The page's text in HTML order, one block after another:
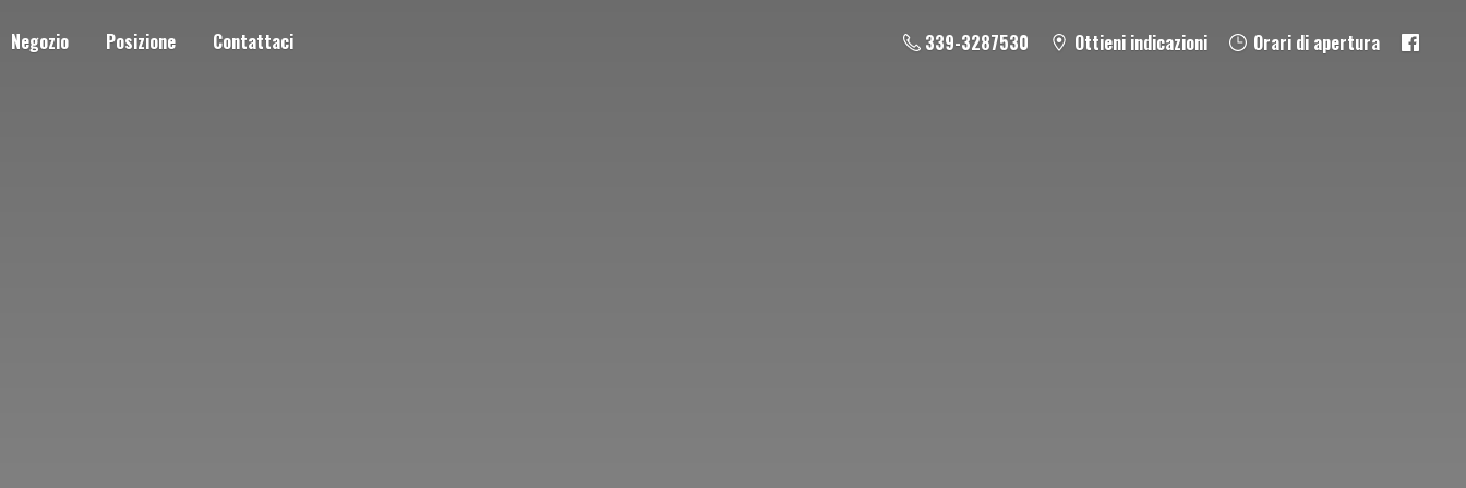
Negozio Posizione Contattaci 339-3287530 Ottieni indicazioni Orari di apertura